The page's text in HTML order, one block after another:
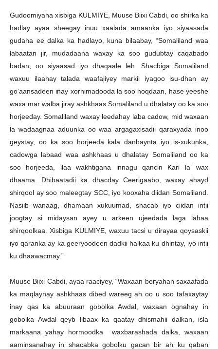
Gudoomiyaha xisbiga KULMIYE, Muuse Biixi Cabdi, oo shirka ka
hadlay ayaa sheegay inuu xaalada amaanka iyo siyaasada
gudaha ee dalka ka hadlayo, kuna bilaabay, “Somaliland waa
labaatan jir, mudadaana waxay ka soo gudubtay caqabado
badan, oo siyaasad iyo dhaqaale leh. Shacbiga Somaliland
waxuu ilaahay talada waafajiyey markii iyagoo isu-dhan ay
go’aansadeen inay xornimadooda la soo noqdaan, hase yeeshe
waxa mar walba jiray ashkhaas Somaliland u dhalatay oo ka soo
horjeeday. Somaliland waxay leedahay laba cadow, mid waxaan
la wadaagnaa aduunka oo waa argagaxisadii qaraxyada inoo
geystay, oo ka soo horjeeda kala danbaynta iyo is-xukunka,
cadowga labaad waa ashkhaas u dhalatay Somaliland oo ka
soo horjeeda, ilaa wakhtigana innagu qancin Kari la’ wax
dhaama. Dhibaatadii ka dhacday Ceerigaabo, waxay ahayd
shirqool ay soo maleegtay SCC, iyo kooxaha diidan Somaliland.
Nasiib wanaag, dhamaan xukuumad, shacab iyo ciidan intii
joogtay si midaysan ayey u arkeen ujeedada laga lahaa
shirqoolkaa. Xisbiga KULMIYE, waxuu tacsi u dirayaa qoysaskii
iyo qaranka ay ka geeryoodeen dadkii halkaa ku dhintay, iyo intii
ku dhaawacmay.”
Muuse Biixi Cabdi, ayaa raaciyey, “Waxaan beryahan saxaafada
ka maqlaynay ashkhaas dibed wareeg ah oo u soo tafaxaytay
inay qas ka abuuraan gobolka Awdal, waxaan ognahay in
gobolka Awdal qeyb libaax ka qaatay dhismahii dalkan, isla
markaana yahay hormoodka waxbarashada dalka, waxaan
aaminsanahay in shacabka gobolku gacan bir ah ku qaban